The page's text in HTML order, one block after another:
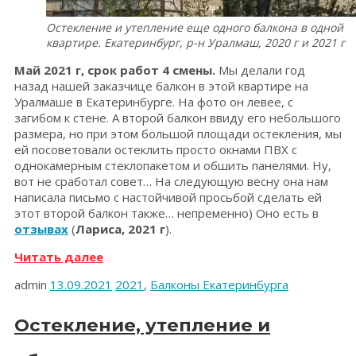
Остекление и утепление еще одного балкона в одной
квартире. Екатеринбург, р-н Уралмаш, 2020 г и 2021 г
Май 2021 г, срок работ 4 смены. Мы делали год
назад нашей заказчице балкон в этой квартире на
Уралмаше в Екатеринбурге. На фото он левее, с
загибом к стене. А второй балкон ввиду его небольшого
размера, но при этом большой площади остекления, мы
ей посоветовали остеклить просто окнами ПВХ с
однокамерным стеклопакетом и обшить панелями. Ну,
вот не сработал совет… На следующую весну она нам
написала письмо с настойчивой просьбой сделать ей
этот второй балкон также… непременно) Оно есть в
отзывах (Лариса, 2021 г).
Читать далее«Остекление
утепление
Екатеринбург,
р-
admin 13.09.2021 2021 , Балконы Екатеринбурга
Остекление, утепление и